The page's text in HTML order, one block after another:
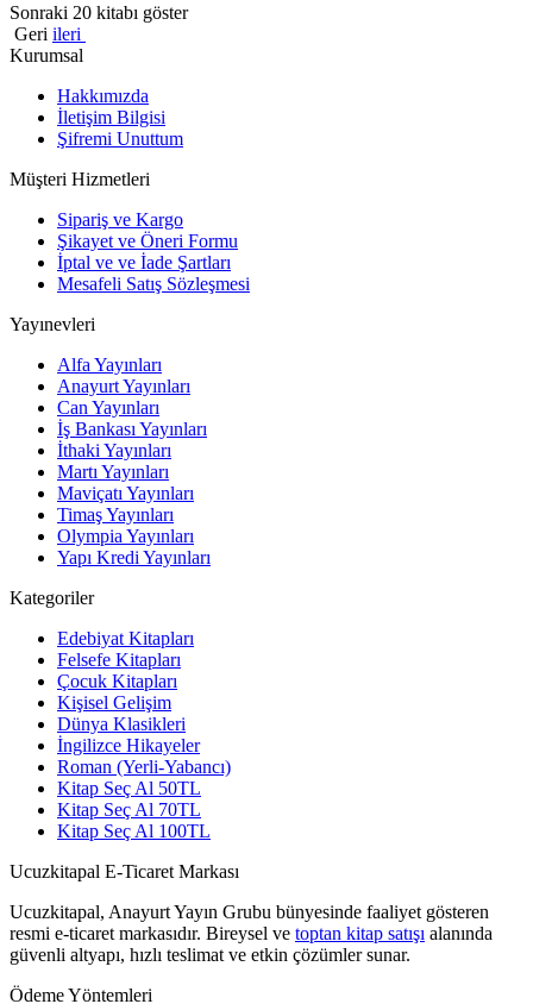
Sonraki 20 kitabı göster
Geri ileri
Kurumsal
Hakkımızda
İletişim Bilgisi
Şifremi Unuttum
Müşteri Hizmetleri
Sipariş ve Kargo
Şikayet ve Öneri Formu
İptal ve ve İade Şartları
Mesafeli Satış Sözleşmesi
Yayınevleri
Alfa Yayınları
Anayurt Yayınları
Can Yayınları
İş Bankası Yayınları
İthaki Yayınları
Martı Yayınları
Maviçatı Yayınları
Timaş Yayınları
Olympia Yayınları
Yapı Kredi Yayınları
Kategoriler
Edebiyat Kitapları
Felsefe Kitapları
Çocuk Kitapları
Kişisel Gelişim
Dünya Klasikleri
İngilizce Hikayeler
Roman (Yerli-Yabancı)
Kitap Seç Al 50TL
Kitap Seç Al 70TL
Kitap Seç Al 100TL
Ucuzkitapal E-Ticaret Markası
Ucuzkitapal, Anayurt Yayın Grubu bünyesinde faaliyet gösteren
resmi e-ticaret markasıdır. Bireysel ve toptan kitap satışı alanında
güvenli altyapı, hızlı teslimat ve etkin çözümler sunar.
Ödeme Yöntemleri